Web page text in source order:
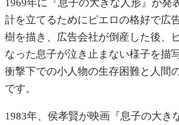
1969年に『息子の大きな人形』が発
計を立てるためにピエロの格好で広
樹を描き、広告会社が倒産した後、
なった息子が泣き止まない様子を描
衝撃下での小人物の生存困難と人間
です。
1983年、侯孝賢が映画『息子の大き